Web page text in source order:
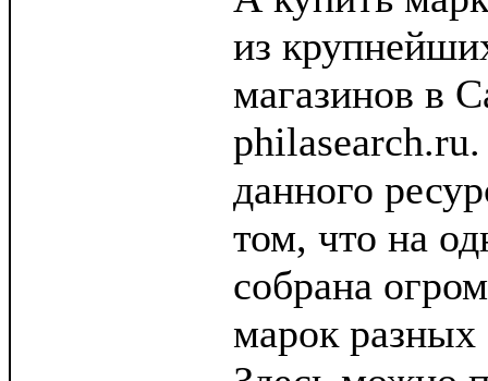
из
магазинов в
данного
том, что на
собрана
марок разных